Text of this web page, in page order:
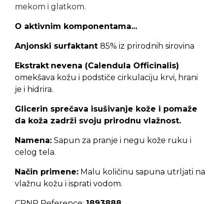
mekom i glatkom.
O aktivnim komponentama...
Anjonski surfaktant 85% iz prirodnih sirovina
Ekstrakt nevena (Calendula Officinalis)
omekšava kožu i podstiče cirkulaciju krvi, hrani
je i hidrira.
Glicerin sprečava isušivanje kože i pomaže
da koža zadrži svoju prirodnu vlažnost.
Namena: Sapun za pranje i negu kože ruku i
celog tela.
Način primene: Malu količinu sapuna utrljati na
vlažnu kožu i isprati vodom.